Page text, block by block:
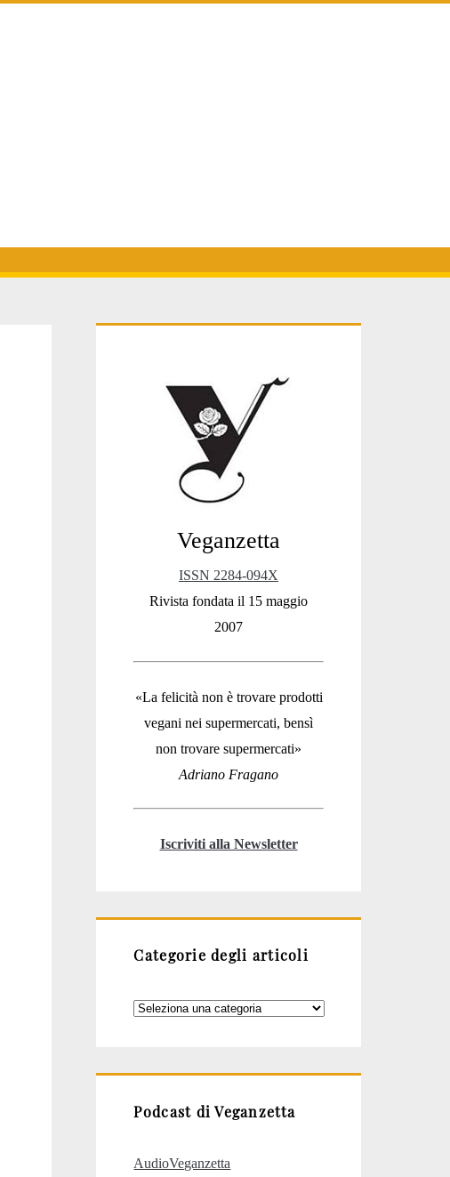
Sidebar
Veganzetta
ISSN 2284-094X
Rivista fondata il 15 maggio
2007
«La felicità non è trovare prodotti
vegani nei supermercati, bensì
non trovare supermercati»
Adriano Fragano
Iscriviti alla Newsletter
Categorie degli articoli
Categorie
Podcast di Veganzetta
AudioVeganzetta